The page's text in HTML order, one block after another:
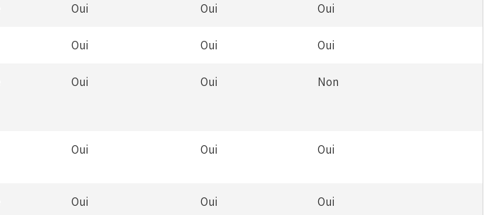
Oui Oui Oui
Oui Oui Oui
Oui Oui Non
Oui Oui Oui
Oui Oui Oui